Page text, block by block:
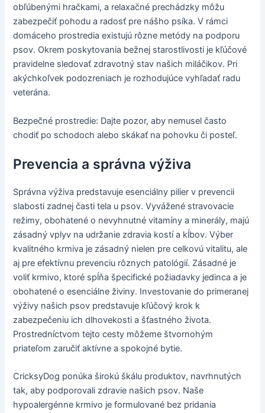
obľúbenými hračkami, a relaxačné prechádzky môžu
zabezpečiť pohodu a radosť pre nášho psíka. V rámci
domáceho prostredia existujú rôzne metódy na podporu
psov. Okrem poskytovania bežnej starostlivosti je kľúčové
pravidelne sledovať zdravotný stav našich miláčikov. Pri
akýchkoľvek podozreniach je rozhodujúce vyhľadať radu
veterána.
Bezpečné prostredie: Dajte pozor, aby nemusel často
chodiť po schodoch alebo skákať na pohovku či posteľ.
Prevencia a správna výživa
Správna výživa predstavuje esenciálny pilier v prevencii
slabosti zadnej časti tela u psov. Vyvážené stravovacie
režimy, obohatené o nevyhnutné vitamíny a minerály, majú
zásadný vplyv na udržanie zdravia kostí a kĺbov. Výber
kvalitného krmiva je zásadný nielen pre celkovú vitalitu, ale
aj pre efektívnu prevenciu rôznych patológií. Zásadné je
voliť krmivo, ktoré spĺňa špecifické požiadavky jedinca a je
obohatené o esenciálne živiny. Investovanie do primeranej
výživy našich psov predstavuje kľúčový krok k
zabezpečeniu ich dlhovekosti a šťastného života.
Prostredníctvom tejto cesty môžeme štvornohým
priateľom zaručiť aktívne a spokojné bytie.
CricksyDog ponúka širokú škálu produktov, navrhnutých
tak, aby podporovali zdravie našich psov. Naše
hypoalergénne krmivo je formulované bez pridania